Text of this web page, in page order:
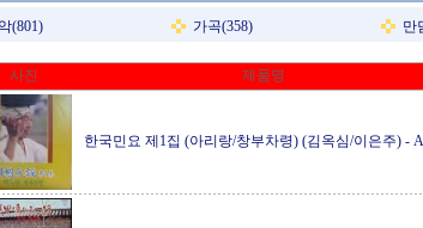
(801) 가곡(358) 만
사진 제품명
한국민요 제1집 (아리랑/창부차령) (김옥심/이은주) -